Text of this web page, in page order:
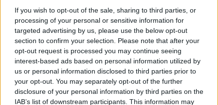
If you wish to opt-out of the sale, sharing to third parties, or
processing of your personal or sensitive information for
targeted advertising by us, please use the below opt-out
section to confirm your selection. Please note that after your
opt-out request is processed you may continue seeing
interest-based ads based on personal information utilized by
us or personal information disclosed to third parties prior to
your opt-out. You may separately opt-out of the further
disclosure of your personal information by third parties on the
IAB’s list of downstream participants. This information may
Teaserfoto & Fotos: © Bryan Schaffner, Maximilian von
Baussnern
Tags: Elite Model Look
VERWANDTE ARTIKEL